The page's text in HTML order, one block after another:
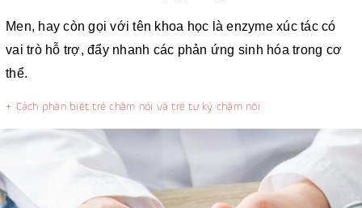
Men, hay còn gọi với tên khoa học là enzyme xúc tác có
vai trò hỗ trợ, đẩy nhanh các phản ứng sinh hóa trong cơ
thể.
+ Cách phân biệt trẻ chậm nói và trẻ tự kỷ chậm nói